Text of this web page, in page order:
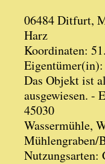
06484 Ditfurt,
Harz
Koordinaten:
Das Objekt ist
ausgewiesen. -
45030
Wassermühle,
Mühlengraben/
Nutzungsarten: